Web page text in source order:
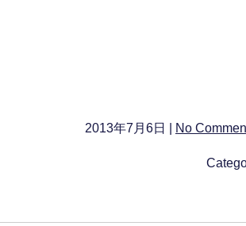
2013年7月6日 | No